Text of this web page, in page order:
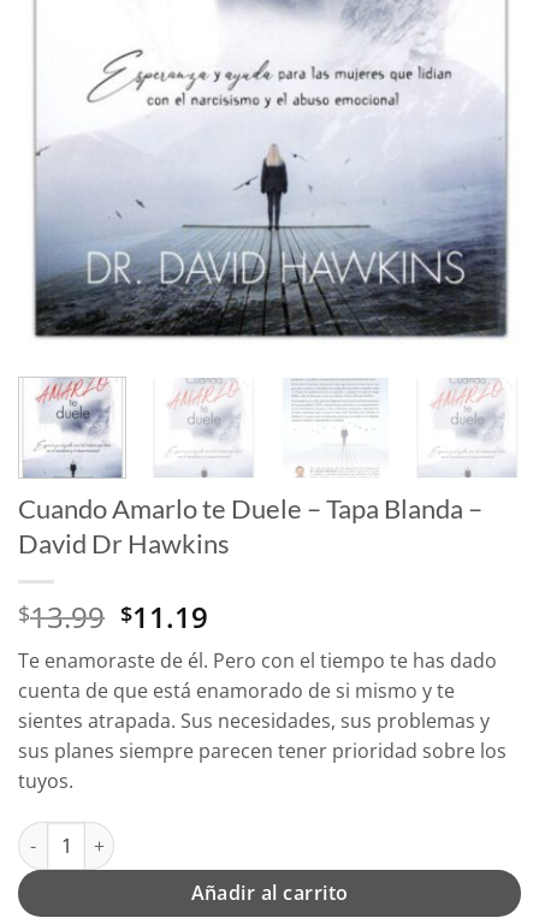
Cuando Amarlo te Duele – Tapa Blanda –
David Dr Hawkins
$13.99 El
precio
original
era:
$13.99.
$11.19
precio
actual
es:
$11.19.
Te enamoraste de él. Pero con el tiempo te has dado
cuenta de que está enamorado de si mismo y te
sientes atrapada. Sus necesidades, sus problemas y
sus planes siempre parecen tener prioridad sobre los
tuyos.
Cuando Amarlo te Duele - Tapa Blanda – David Dr Hawkins
Añadir al carrito